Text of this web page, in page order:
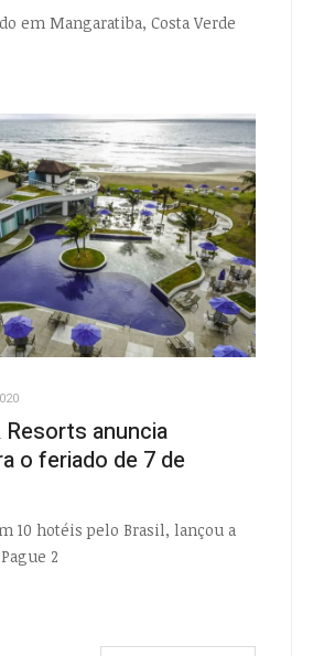
em Mangaratiba, Costa Verde
anuncia
o feriado de 7 de
10 hotéis pelo Brasil, lançou a
2